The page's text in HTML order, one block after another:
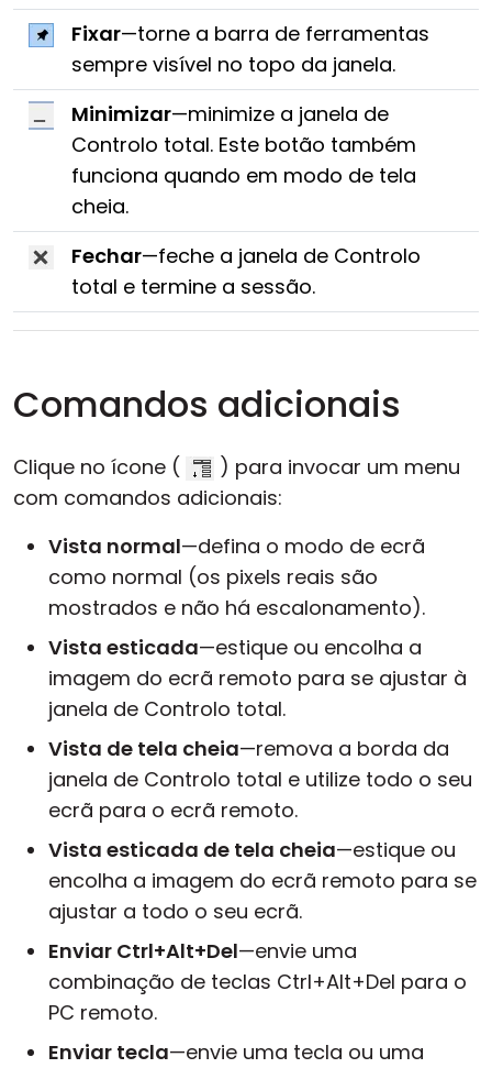
Fixar—torne a barra de ferramentas
sempre visível no topo da janela.
Minimizar—minimize a janela de
Controlo total. Este botão também
funciona quando em modo de tela
cheia.
Fechar—feche a janela de Controlo
total e termine a sessão.
Comandos adicionais
Clique no ícone (
) para invocar um menu
com comandos adicionais:
Vista normal—defina o modo de ecrã
como normal (os pixels reais são
mostrados e não há escalonamento).
Vista esticada—estique ou encolha a
imagem do ecrã remoto para se ajustar à
janela de Controlo total.
Vista de tela cheia—remova a borda da
janela de Controlo total e utilize todo o seu
ecrã para o ecrã remoto.
Vista esticada de tela cheia—estique ou
encolha a imagem do ecrã remoto para se
ajustar a todo o seu ecrã.
Enviar Ctrl+Alt+Del—envie uma
combinação de teclas Ctrl+Alt+Del para o
PC remoto.
Enviar tecla—envie uma tecla ou uma